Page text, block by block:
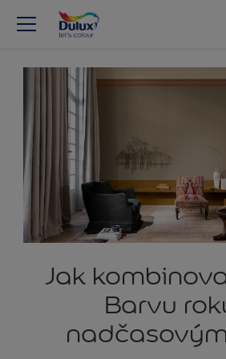
Jak
Barvu